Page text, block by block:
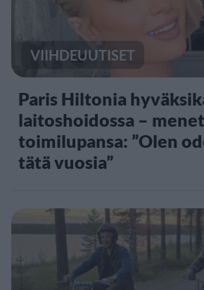
VIIHDEUUTISET
Paris Hiltonia
laitoshoidossa –
toimilupansa: ”Olen
tätä vuosia”